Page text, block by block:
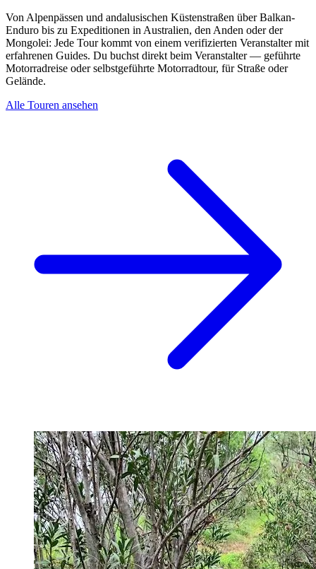
Von Alpenpässen und andalusischen Küstenstraßen über Balkan-
Enduro bis zu Expeditionen in Australien, den Anden oder der
Mongolei: Jede Tour kommt von einem verifizierten Veranstalter mit
erfahrenen Guides. Du buchst direkt beim Veranstalter — geführte
Motorradreise oder selbstgeführte Motorradtour, für Straße oder
Gelände.
Alle Touren ansehen